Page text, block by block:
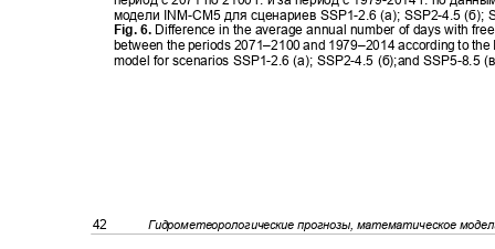
модели INM-CM5 для сценариев SSP1-2.6 (а); SSP2-4.5 (б);
Fig. 6. Difference in the average annual number of days with
between the periods 2071–2100 and 1979–2014 according to
model for scenarios SSP1-2.6 (а); SSP2-4.5 (б);and SSP5-8.5 (в
42 Гидрометеорологические прогнозы, математическое